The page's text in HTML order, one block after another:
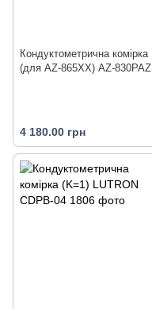
Кондуктометрична комірка
(для AZ-865XX) AZ-830PAZ
4 180.00 грн